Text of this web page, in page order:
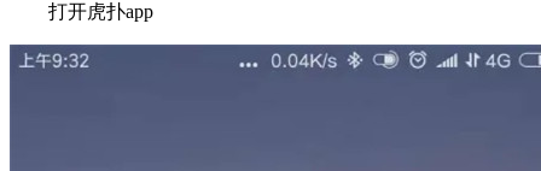
打开虎扑app